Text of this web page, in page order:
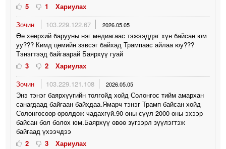
5
1
Хариулах
Зочин
103.229.122.67 2026.05.05
Өө хөөрхий барууны нэг медиагаас тэжээддэг хүн байсан юм
уу??? Кимд цөмийн зэвсэг байхад Трампаас айлаа юу???
Тэнэгтээд байгаарай Баярхүү гуай
3
2
Хариулах
Зочин
103.229.121.108 2026.05.05
Энэ тэнэг баярхүүгийн толгойд хойд Солонгос тийм амархан
санагдаад байгаан байхдаа.Ямарч тэнэг Трамп байсан хойд
Солонгосоор оролдож чадахгүй.90 оны сүүл 2000 оны эхээр
байсан бол болох юм.Баярхүү өвөө зүгээрл зүүлэгтэж
байгаад үхээчдээ
2
3
Хариулах